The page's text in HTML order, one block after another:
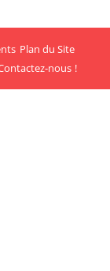
Plan du Site
nous !